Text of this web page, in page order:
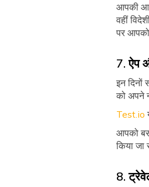
आपकी
वहीं
पर आपको
7. ऐप
इन
को अपने
Test.io
आपको
किया
8.